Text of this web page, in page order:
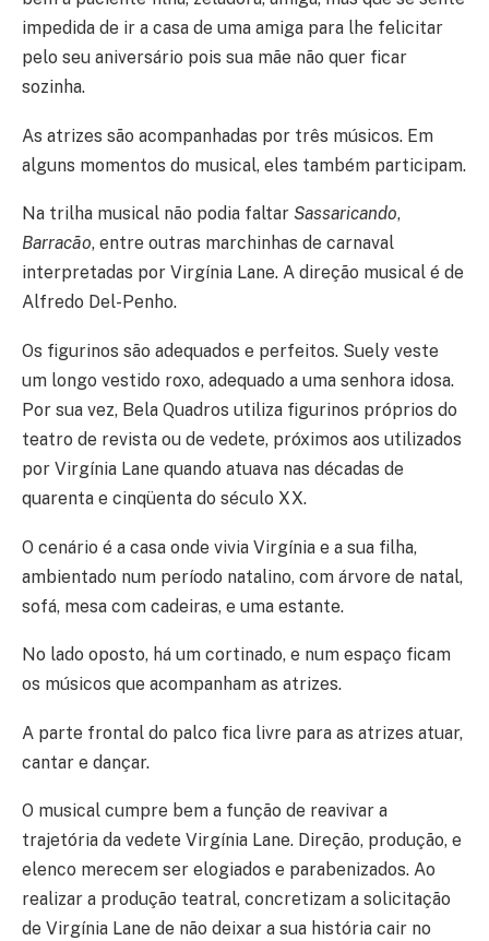
impedida de ir a casa de uma amiga para lhe felicitar
pelo seu aniversário pois sua mãe não quer ficar
sozinha.
As atrizes são acompanhadas por três músicos. Em
alguns momentos do musical, eles também participam.
Na trilha musical não podia faltar Sassaricando,
Barracão, entre outras marchinhas de carnaval
interpretadas por Virgínia Lane. A direção musical é de
Alfredo Del-Penho.
Os figurinos são adequados e perfeitos. Suely veste
um longo vestido roxo, adequado a uma senhora idosa.
Por sua vez, Bela Quadros utiliza figurinos próprios do
teatro de revista ou de vedete, próximos aos utilizados
por Virgínia Lane quando atuava nas décadas de
quarenta e cinqüenta do século XX.
O cenário é a casa onde vivia Virgínia e a sua filha,
ambientado num período natalino, com árvore de natal,
sofá, mesa com cadeiras, e uma estante.
No lado oposto, há um cortinado, e num espaço ficam
os músicos que acompanham as atrizes.
A parte frontal do palco fica livre para as atrizes atuar,
cantar e dançar.
O musical cumpre bem a função de reavivar a
trajetória da vedete Virgínia Lane. Direção, produção, e
elenco merecem ser elogiados e parabenizados. Ao
realizar a produção teatral, concretizam a solicitação
de Virgínia Lane de não deixar a sua história cair no